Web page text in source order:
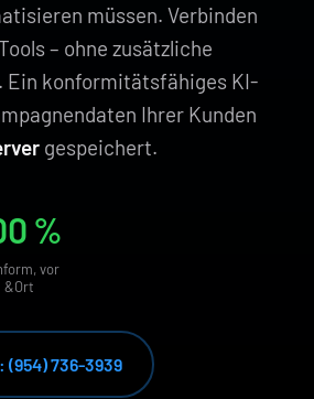
müssen. Verbinden
– ohne zusätzliche
Ein konformitätsfähiges KI-
Ihrer Kunden
gespeichert.
%
vor
&Ort
(954) 736-3939